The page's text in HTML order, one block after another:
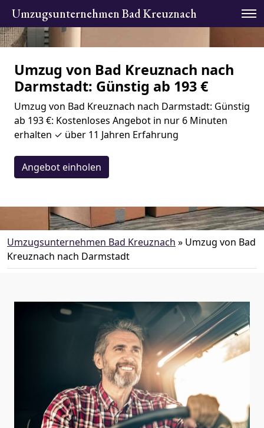
Umzugsunternehmen Bad Kreuznach
Umzug von Bad Kreuznach nach
Darmstadt: Günstig ab 193 €
Umzug von Bad Kreuznach nach Darmstadt: Günstig
ab 193 €: Kostenloses Angebot in nur 6 Minuten
erhalten ✓ über 11 Jahren Erfahrung
Angebot einholen
Umzugsunternehmen Bad Kreuznach » Umzug von Bad
Kreuznach nach Darmstadt